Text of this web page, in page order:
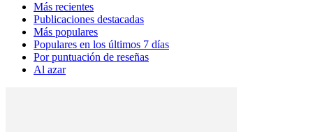
Más recientes
Publicaciones destacadas
Más populares
Populares en los últimos 7 días
Por puntuación de reseñas
Al azar